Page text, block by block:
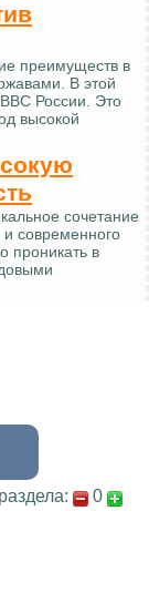
преимуществ в
В этой
России. Это
высокой
сочетание
и современного
проникать в
0